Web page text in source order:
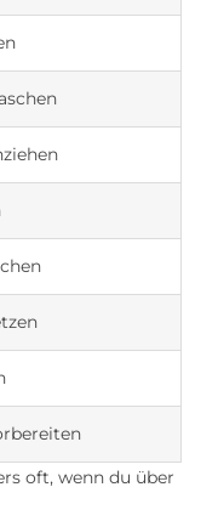
oft, wenn du über